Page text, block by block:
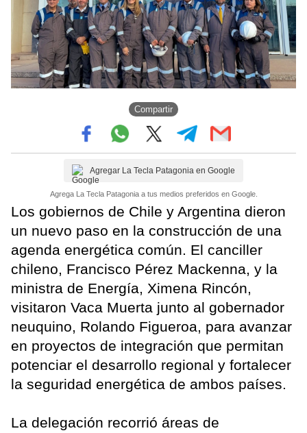
Compartir
Agregar La Tecla Patagonia en Google
Agrega La Tecla Patagonia a tus medios preferidos en Google.
Los gobiernos de Chile y Argentina dieron
un nuevo paso en la construcción de una
agenda energética común. El canciller
chileno, Francisco Pérez Mackenna, y la
ministra de Energía, Ximena Rincón,
visitaron Vaca Muerta junto al gobernador
neuquino, Rolando Figueroa, para avanzar
en proyectos de integración que permitan
potenciar el desarrollo regional y fortalecer
la seguridad energética de ambos países.
La delegación recorrió áreas de